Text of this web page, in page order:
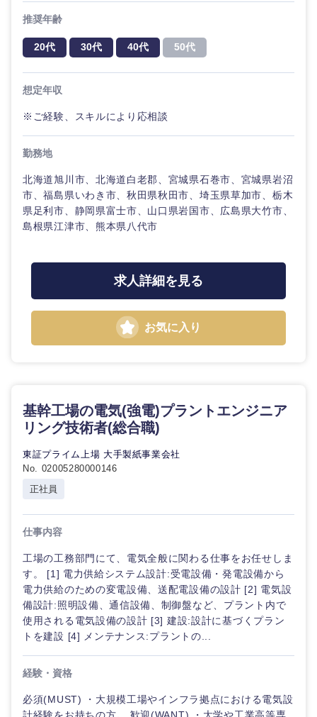
福岡県 佐賀県
宮崎県
沖縄県
推奨年齢
20代 30代 40代 50代
想定年収
※ご経験、スキルにより応相談
勤務地
北海道旭川市、北海道白老郡、宮城県石巻市、宮城県岩沼
市、福島県いわき市、秋田県秋田市、埼玉県草加市、栃木
県足利市、静岡県富士市、山口県岩国市、広島県大竹市、
島根県江津市、熊本県八代市
求人詳細を見る
お気に入り
基幹工場の電気(強電)プラントエンジニア
リング技術者(総合職)
東証プライム上場 大手製紙事業会社
No. 02005280000146
正社員
仕事内容
工場の工務部門にて、電気全般に関わる仕事をお任せしま
す。 [1] 電力供給システム設計:受電設備・発電設備から
電力供給のための変電設備、送配電設備の設計 [2] 電気設
備設計:照明設備、通信設備、制御盤など、プラント内で
使用される電気設備の設計 [3] 建設:設計に基づくプラン
トを建設 [4] メンテナンス:プラントの...
経験・資格
必須(MUST) ・大規模工場やインフラ拠点における電気設